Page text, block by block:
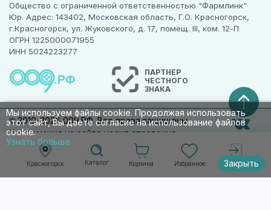
Красногорск Каталог Корзина Избранное Войти
Мы используем файлы cookie. Продолжая использовать
этот сайт, Вы даете согласие на использование файлов
cookie.
Узнать больше
Закрыть
Общество с ограниченной ответственностью "Фармлинк"
Юр. Адрес: 143402, Московская область, Г.О. Красногорск,
г.Красногорск, ул. Жуковского, д. 17, помещ. III, ком. 12-П
ОГРН 1225000071955
ИНН 5024223277
ПАРТНЕР
ЧЕСТНОГО
ЗНАКА
© 2010-2026 009.РФ. Все права защищены
Информация на сайте носит справочно-
информационный характер и не является
публичной офертой п. 2 ст. 437 ГК РФ